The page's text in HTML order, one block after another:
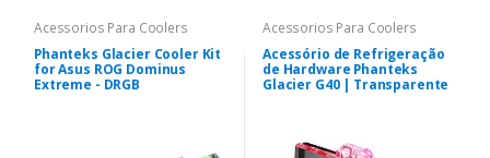
Acessorios Para Coolers
Phanteks Glacier Cooler Kit
for Asus ROG Dominus
Extreme - DRGB
Acessorios Para Coolers
Acessório de Refrigeração
de Hardware Phanteks
Glacier G40 | Transparente